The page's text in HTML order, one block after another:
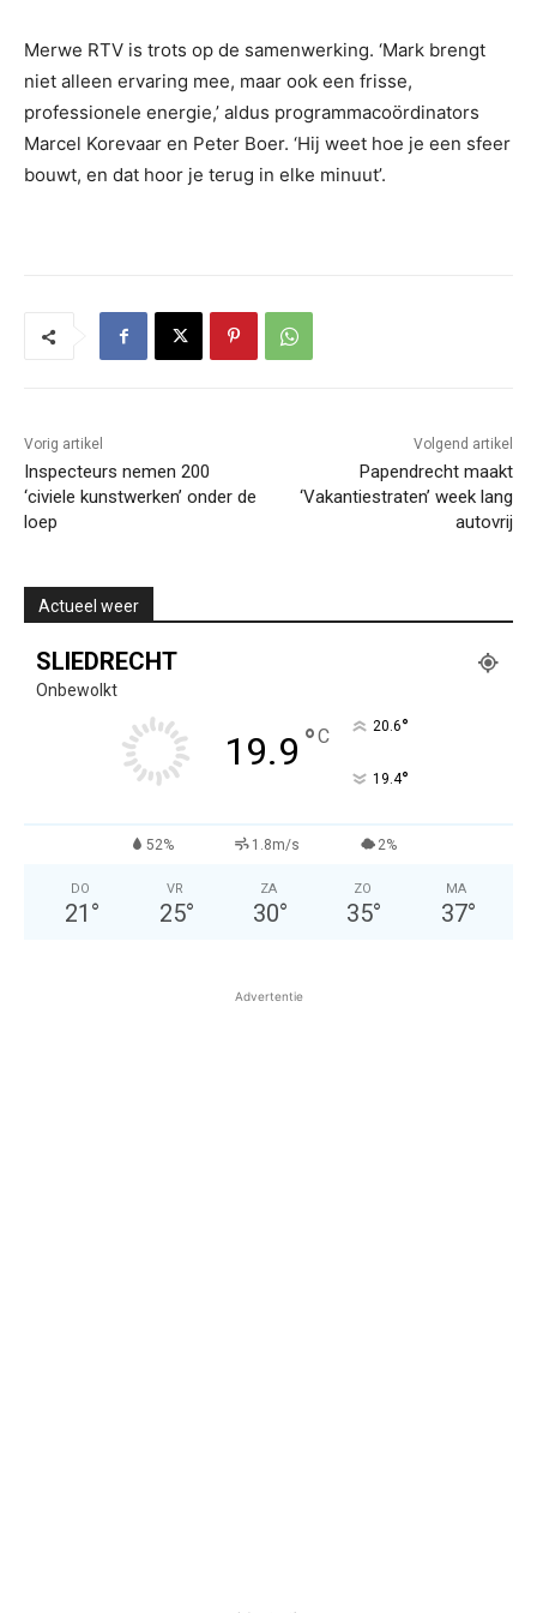
Merwe RTV is trots op de samenwerking. ‘Mark brengt
niet alleen ervaring mee, maar ook een frisse,
professionele energie,’ aldus programmacoördinators
Marcel Korevaar en Peter Boer. ‘Hij weet hoe je een sfeer
bouwt, en dat hoor je terug in elke minuut’.
Vorig artikel
Inspecteurs nemen 200
‘civiele kunstwerken’ onder de
loep
Volgend artikel
Papendrecht maakt
‘Vakantiestraten’ week lang
autovrij
Actueel weer
SLIEDRECHT
Onbewolkt
19.9 °C 20.6°
19.4°
52% 1.8m/s 2%
DO
21 °
VR
25°
ZA
30°
ZO
35°
MA
37°
Advertentie